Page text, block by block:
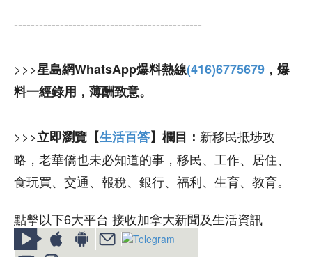
---------------------------------------------
>>>星島網WhatsApp爆料熱線(416)6775679 ，爆
料一經錄用，薄酬致意。
>>>立即瀏覽【生活百答】欄目： 新移民抵埗攻
略，老華僑也未必知道的事，移民、工作、居住、
食玩買、交通、報稅、銀行、福利、生育、教育。
點擊以下6大平台 接收加拿大新聞及生活資訊